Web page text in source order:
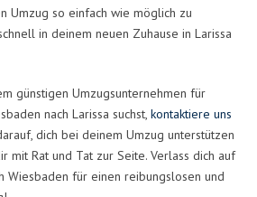
Umzug so einfach wie möglich zu
in deinem neuen Zuhause in Larissa
günstigen Umzugsunternehmen für
nach Larissa suchst, kontaktiere uns
dich bei deinem Umzug unterstützen
mit Rat und Tat zur Seite. Verlass dich auf
Wiesbaden für einen reibungslosen und